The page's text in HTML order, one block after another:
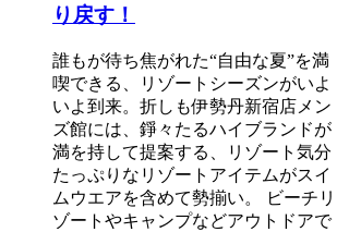
り戻す！
誰もが待ち焦がれた“自由な夏”を満
喫できる、リゾートシーズンがいよ
いよ到来。折しも伊勢丹新宿店メン
ズ館には、錚々たるハイブランドが
満を持して提案する、リゾート気分
たっぷりなリゾートアイテムがスイ
ムウエアを含めて勢揃い。 ビーチリ
ゾートやキャンプなどアウトドアで